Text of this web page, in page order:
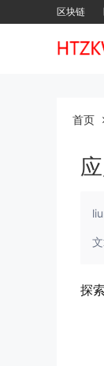
区块链
首页
探